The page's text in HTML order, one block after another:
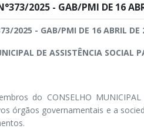
2025 - GAB/PMI DE 16
2025 - GAB/PMI DE 16 ABRIL DE
DE ASSISTÊNCIA SOCIAL
do CONSELHO
órgãos governamentais e a